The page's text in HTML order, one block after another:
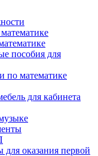
пособия для
по математике
для кабинета
оказания первой